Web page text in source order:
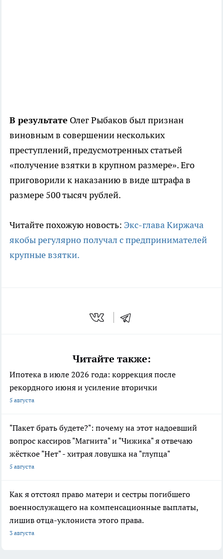
В результате Олег Рыбаков был признан
виновным в совершении нескольких
преступлений, предусмотренных статьей
«получение взятки в крупном размере». Его
приговорили к наказанию в виде штрафа в
размере 500 тысяч рублей.
Читайте похожую новость: Экс-глава Киржача
якобы регулярно получал с предпринимателей
крупные взятки.
Читайте также:
Ипотека в июле 2026 года: коррекция после
рекордного июня и усиление вторички
5 августа
"Пакет брать будете?": почему на этот надоевший
вопрос кассиров "Магнита" и "Чижика" я отвечаю
жёсткое "Нет" - хитрая ловушка на "глупца"
5 августа
Как я отстоял право матери и сестры погибшего
военнослужащего на компенсационные выплаты,
лишив отца-уклониста этого права.
3 августа